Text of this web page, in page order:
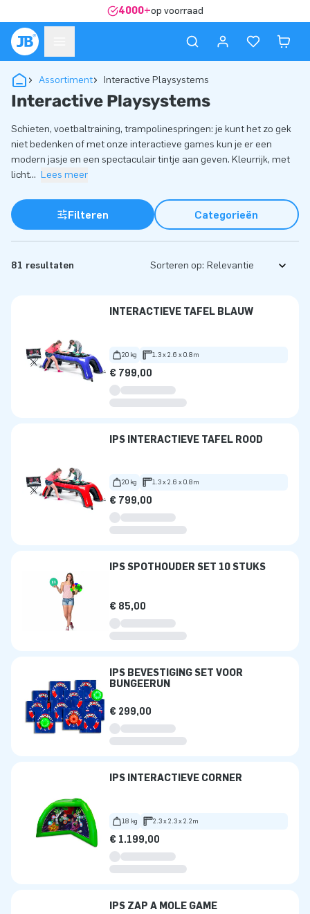
4000+op voorraad
Assortiment Interactive Playsystems
Interactive Playsystems
Schieten, voetbaltraining, trampolinespringen: je kunt het zo gek
niet bedenken of met onze interactieve games kun je er een
modern jasje en een spectaculair tintje aan geven. Kleurrijk, met
licht... Lees meer
Filteren Categorieën
81 resultaten Sorteren op:
INTERACTIEVE TAFEL BLAUW
20 kg 1.3 x 2.6 x 0.8m
€ 799,00
IPS INTERACTIEVE TAFEL ROOD
20 kg 1.3 x 2.6 x 0.8m
€ 799,00
IPS SPOTHOUDER SET 10 STUKS
€ 85,00
IPS BEVESTIGING SET VOOR
BUNGEERUN
€ 299,00
IPS INTERACTIEVE CORNER
18 kg 2.3 x 2.3 x 2.2m
€ 1.199,00
IPS ZAP A MOLE GAME